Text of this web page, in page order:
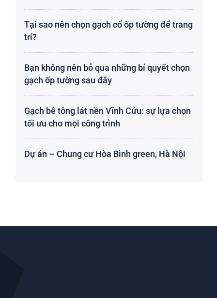
Tại sao nên chọn gạch cổ ốp tường để trang
trí?
Bạn không nên bỏ qua những bí quyết chọn
gạch ốp tường sau đây
Gạch bê tông lát nền Vĩnh Cửu: sự lựa chọn
tối ưu cho mọi công trình
Dự án – Chung cư Hòa Bình green, Hà Nội